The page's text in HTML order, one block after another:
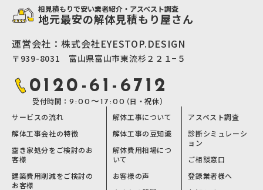
相見積もりで安い業者紹介・アスベスト調査
地元最安の解体見積もり屋さん
運営会社：株式会社EYESTOP.DESIGN
〒939-8031 富山県富山市東流杉２２１−５
0120-61-6712
受付時間： 9:00〜17:00（日・祝休）
サービスの流れ
解体工事会社の特徴
空き家処分をご検討のお
客様
建築費用削減をご検討の
お客様
解体工事について
解体工事の豆知識
解体費用相場につ
いて
お客様の声
アスベスト調査
診断シミュレーシ
ョン
ご相談窓口
登録業者様へ